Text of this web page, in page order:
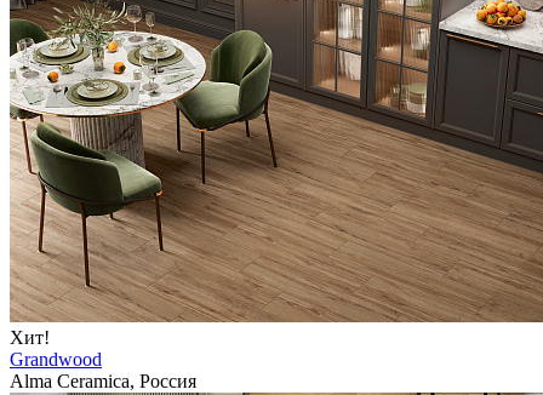
Хит!
Grandwood
Alma Ceramica, Россия